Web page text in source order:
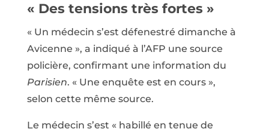
« Des tensions très fortes »
« Un médecin s’est défenestré dimanche à
Avicenne », a indiqué à l’AFP une source
policière, confirmant une information du
Parisien. « Une enquête est en cours »,
selon cette même source.
Le médecin s’est « habillé en tenue de